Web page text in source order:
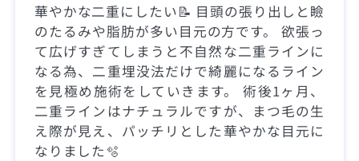
華やかな二重にしたい📝 目頭の張り出しと瞼
のたるみや脂肪が多い目元の方です。 欲張っ
て広げすぎてしまうと不自然な二重ラインに
なる為、二重埋没法だけで綺麗になるライン
を見極め施術をしていきます。 術後1ヶ月、
二重ラインはナチュラルですが、まつ毛の生
え際が見え、パッチリとした華やかな目元に
なりました🫧